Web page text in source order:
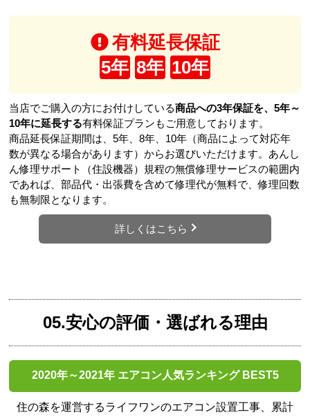
有料延長保証
5年 8年 10年
当店でご購入の方にお付けしている商品への3年保証を、5年～
10年に延長する有料保証プランもご用意しております。
商品延長保証期間は、5年、8年、10年（商品によって対応年
数が異なる場合があります）からお選びいただけます。あんし
ん修理サポート（住設機器）規程の無償修理サービスの範囲内
であれば、部品代・出張費を含めて修理代が無料で、修理回数
も無制限となります。
詳しくはこちら
05.安心の評価・選ばれる理由
2020年～2021年 エアコン人気ランキング BEST5
住の森を運営するライフワンのエアコン設置工事、累計